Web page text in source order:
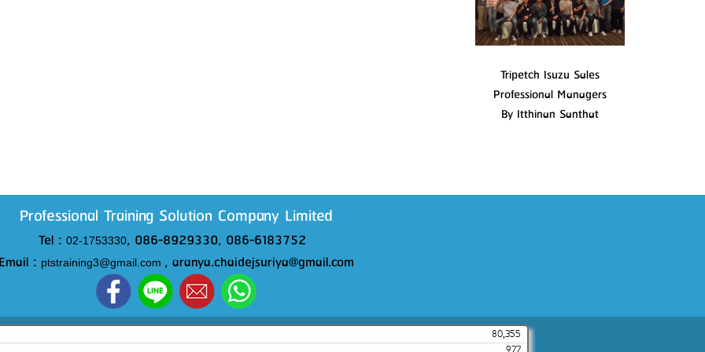
Tripetch Isuzu Sales
Professional Managers
By Itthinan Santhat
Professional Training Solution Company Limited
Tel : 02-1753330, 086-8929330, 086-6183752
Email : ptstraining3@gmail.com , aranya.chaidejsuriya@gmail.com
80,355